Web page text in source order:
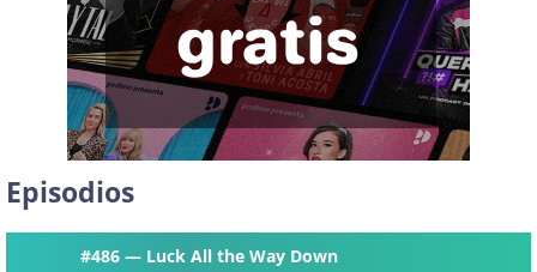
Episodios
#486 — Luck All the Way Down